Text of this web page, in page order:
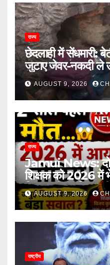
राज्य
छेदलाही में सेंधमारी:
जुटाए जेवर-नकदी ले
कोहराम
AUGUST 9, 2026
राज्य
Jamui News:
शिक्षक को 2026 में
विभाग की
AUGUST 9, 2026
राष्ट्रीय